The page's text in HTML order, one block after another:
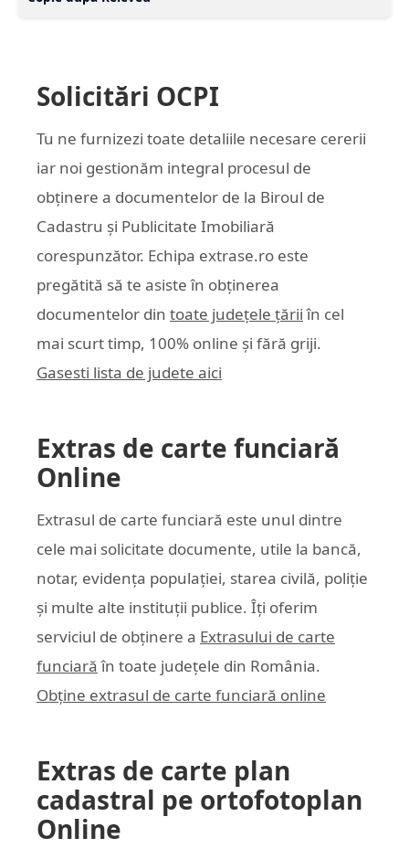
Solicitări OCPI
Tu ne furnizezi toate detaliile necesare cererii
iar noi gestionăm integral procesul de
obținere a documentelor de la Biroul de
Cadastru și Publicitate Imobiliară
corespunzător. Echipa extrase.ro este
pregătită să te asiste în obținerea
documentelor din toate județele țării în cel
mai scurt timp, 100% online și fără griji.
Gasesti lista de judete aici
Extras de carte funciară
Online
Extrasul de carte funciară este unul dintre
cele mai solicitate documente, utile la bancă,
notar, evidența populației, starea civilă, poliție
și multe alte instituții publice. Îți oferim
serviciul de obținere a Extrasului de carte
funciară în toate județele din România.
Obține extrasul de carte funciară online
Extras de carte plan
cadastral pe ortofotoplan
Online